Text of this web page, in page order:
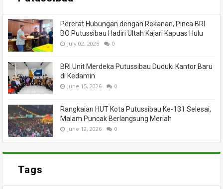
Pererat Hubungan dengan Rekanan, Pinca BRI
BO Putussibau Hadiri Ultah Kajari Kapuas Hulu
July 02, 2026 0
BRI Unit Merdeka Putussibau Duduki Kantor Baru
di Kedamin
June 15, 2026 0
Rangkaian HUT Kota Putussibau Ke-131 Selesai,
Malam Puncak Berlangsung Meriah
June 12, 2026 0
Tags